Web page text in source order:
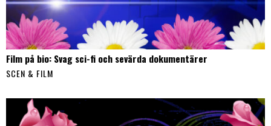
Film på bio: Svag sci-fi och sevärda dokumentärer
SCEN & FILM